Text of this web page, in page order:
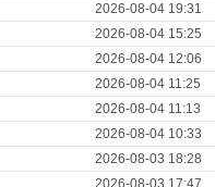
2026-08-04 19:31
2026-08-04 15:25
2026-08-04 12:06
2026-08-04 11:25
2026-08-04 11:13
2026-08-04 10:33
2026-08-03 18:28
2026-08-03 17:47